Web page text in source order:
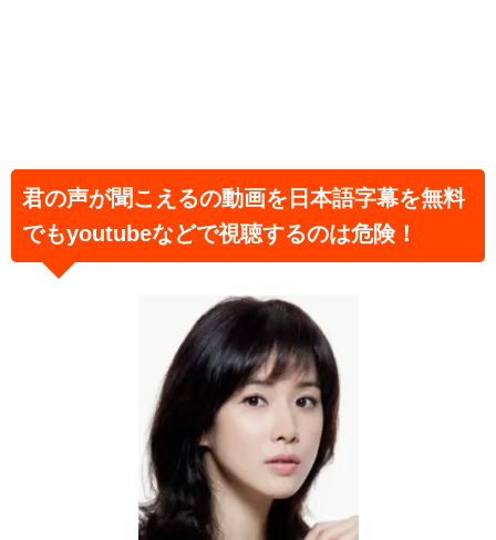
君の声が聞こえるの動画を日本語字幕を無料
でもyoutubeなどで視聴するのは危険！